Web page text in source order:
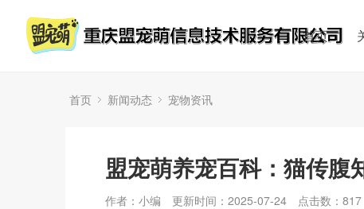
首页
首页 新闻动态 宠物资讯
盟宠萌养宠百科：猫传腹
作者：小编 更新时间：2025-07-24 点击数： 817